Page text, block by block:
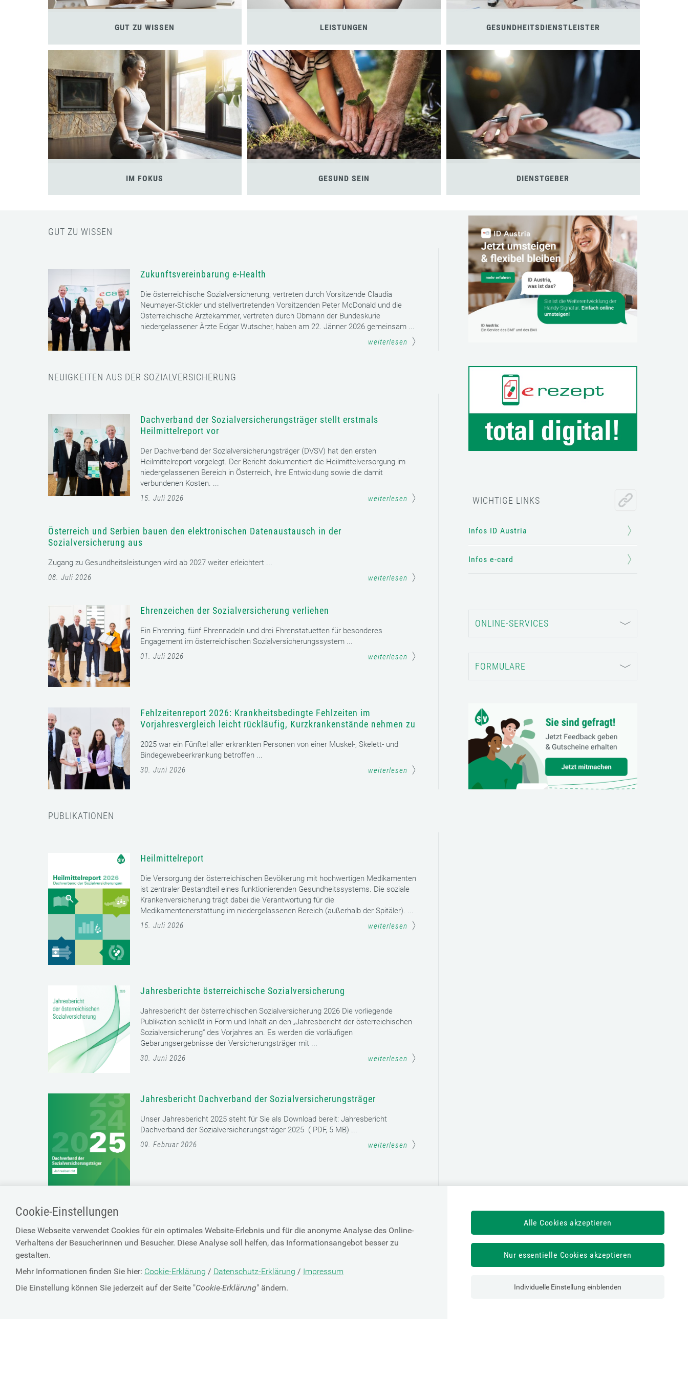
Cookie-Einstellungen
Diese Webseite verwendet Cookies für ein optimales Website-Erlebnis und für die anonyme Analyse des Online-
Verhaltens der Besucherinnen und Besucher. Diese Analyse soll helfen, das Informationsangebot besser zu
gestalten.
Mehr Informationen finden Sie hier: Cookie-Erklärung / Datenschutz-Erklärung / Impressum
Die Einstellung können Sie jederzeit auf der Seite "Cookie-Erklärung" ändern.
Alle Cookies akzeptieren
Nur essentielle Cookies akzeptieren
Individuelle Einstellung einblenden
GUT ZU WISSEN LEISTUNGEN GESUNDHEITSDIENSTLEISTER
IM FOKUS GESUND SEIN DIENSTGEBER
WICHTIGE LINKS
Infos ID Austria
Infos e-card
ONLINE-SERVICES
FORMULARE
GUT ZU WISSEN
Zukunftsvereinbarung e-Health
Die österreichische Sozialversicherung, vertreten durch Vorsitzende Claudia
Neumayer-Stickler und stellvertretenden Vorsitzenden Peter McDonald und die
Österreichische Ärztekammer, vertreten durch Obmann der Bundeskurie
niedergelassener Ärzte Edgar Wutscher, haben am 22. Jänner 2026 gemeinsam ...
weiterlesen
NEUIGKEITEN AUS DER SOZIALVERSICHERUNG
Dachverband der Sozialversicherungsträger stellt erstmals
Heilmittelreport vor
Der Dachverband der Sozialversicherungsträger (DVSV) hat den ersten
Heilmittelreport vorgelegt. Der Bericht dokumentiert die Heilmittelversorgung im
niedergelassenen Bereich in Österreich, ihre Entwicklung sowie die damit
verbundenen Kosten. ...
15. Juli 2026
weiterlesen
Österreich und Serbien bauen den elektronischen Datenaustausch in der
Sozialversicherung aus
Zugang zu Gesundheitsleistungen wird ab 2027 weiter erleichtert ...
08. Juli 2026
weiterlesen
Ehrenzeichen der Sozialversicherung verliehen
Ein Ehrenring, fünf Ehrennadeln und drei Ehrenstatuetten für besonderes
Engagement im österreichischen Sozialversicherungssystem ...
01. Juli 2026
weiterlesen
Fehlzeitenreport 2026: Krankheitsbedingte Fehlzeiten im
Vorjahresvergleich leicht rückläufig, Kurzkrankenstände nehmen zu
2025 war ein Fünftel aller erkrankten Personen von einer Muskel-, Skelett- und
Bindegewebeerkrankung betroffen ...
30. Juni 2026
weiterlesen
PUBLIKATIONEN
Heilmittelreport
Die Versorgung der österreichischen Bevölkerung mit hochwertigen Medikamenten
ist zentraler Bestandteil eines funktionierenden Gesundheitssystems. Die soziale
Krankenversicherung trägt dabei die Verantwortung für die
Medikamentenerstattung im niedergelassenen Bereich (außerhalb der Spitäler). ...
15. Juli 2026
weiterlesen
Jahresberichte österreichische Sozialversicherung
Jahresbericht der österreichischen Sozialversicherung 2026 Die vorliegende
Publikation schließt in Form und Inhalt an den „Jahresbericht der österreichischen
Sozialversicherung“ des Vorjahres an. Es werden die vorläufigen
Gebarungsergebnisse der Versicherungsträger mit ...
30. Juni 2026
weiterlesen
Jahresbericht Dachverband der Sozialversicherungsträger
Unser Jahresbericht 2025 steht für Sie als Download bereit: Jahresbericht
Dachverband der Sozialversicherungsträger 2025 ( PDF, 5 MB) ...
09. Februar 2026
weiterlesen